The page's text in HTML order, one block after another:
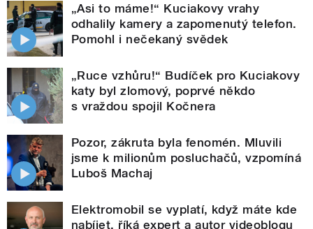
„Asi to máme!“ Kuciakovy vrahy
odhalily kamery a zapomenutý telefon.
Pomohl i nečekaný svědek
„Ruce vzhůru!“ Budíček pro Kuciakovy
katy byl zlomový, poprvé někdo
s vraždou spojil Kočnera
Pozor, zákruta byla fenomén. Mluvili
jsme k milionům posluchačů, vzpomíná
Luboš Machaj
Elektromobil se vyplatí, když máte kde
nabíjet, říká expert a autor videoblogu